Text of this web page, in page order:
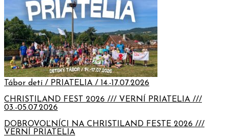
Tábor detí / PRIATELIA / 14.-17.07.2026
CHRISTILAND FEST 2026 /// VERNÍ PRIATELIA ///
03.-05.07.2026
DOBROVOĽNÍCI NA CHRISTILAND FESTE 2026 ///
VERNÍ PRIATELIA